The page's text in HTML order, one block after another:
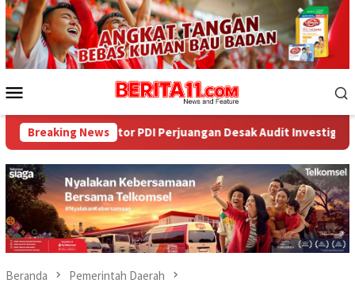
Loncat
ke
konten
Mobile
Breaking News
PDI Perjuangan Desak Audit Investigatif WNA Asal
Beranda Pemerintah Daerah